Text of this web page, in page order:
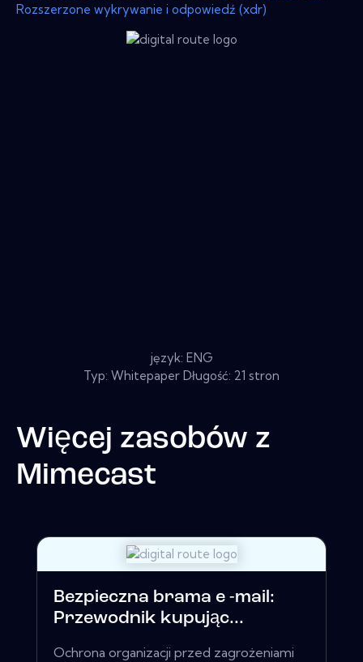
Rozszerzone wykrywanie i odpowiedź (xdr)
język: ENG
Typ: Whitepaper Długość: 21 stron
Więcej zasobów z
Mimecast
Bezpieczna brama e -mail:
Przewodnik kupując...
Ochrona organizacji przed zagrożeniami